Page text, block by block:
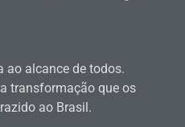
ao alcance de todos.
transformação que os
ao Brasil.